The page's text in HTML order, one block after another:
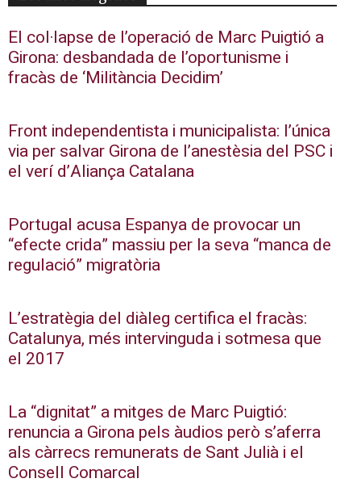
El col·lapse de l’operació de Marc Puigtió a
Girona: desbandada de l’oportunisme i
fracàs de ‘Militància Decidim’
Front independentista i municipalista: l’única
via per salvar Girona de l’anestèsia del PSC i
el verí d’Aliança Catalana
Portugal acusa Espanya de provocar un
“efecte crida” massiu per la seva “manca de
regulació” migratòria
L’estratègia del diàleg certifica el fracàs:
Catalunya, més intervinguda i sotmesa que
el 2017
La “dignitat” a mitges de Marc Puigtió:
renuncia a Girona pels àudios però s’aferra
als càrrecs remunerats de Sant Julià i el
Consell Comarcal